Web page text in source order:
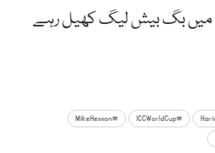
میں بگ بیش لیگ کھیل رہے
#ICCWorldCup
#MikeHesson